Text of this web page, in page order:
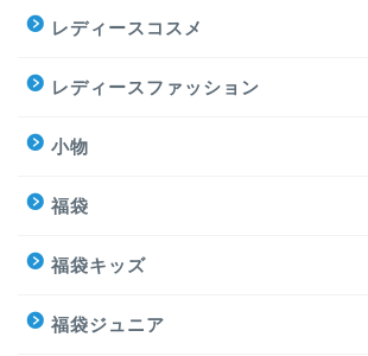
レディースコスメ
レディースファッション
小物
福袋
福袋キッズ
福袋ジュニア